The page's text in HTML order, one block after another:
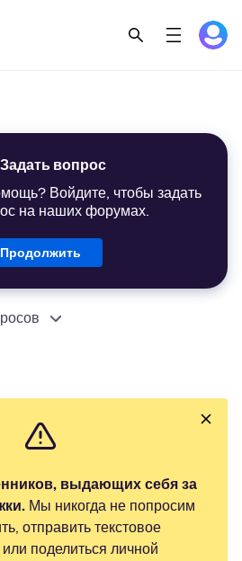
Задать вопрос
Войдите, чтобы задать
на наших форумах.
Продолжить
выдающих себя за
Мы никогда не попросим
отправить текстовое
поделиться личной